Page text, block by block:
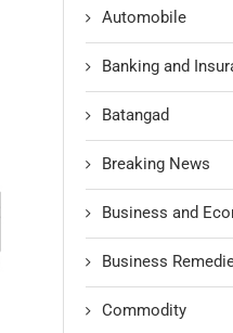
Automobile
Banking and
Batangad
Breaking News
Business and
Business
Commodity